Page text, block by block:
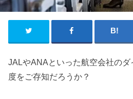
JALやANAといった航空会社の
度をご存知だろうか？